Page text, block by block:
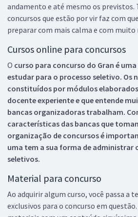
andamento e até mesmo os previstos.
concursos que estão por vir faz com
preparar com mais calma e com muito
Cursos online para concursos
O curso para concurso do Gran é
estudar para o processo seletivo. Os
constituídos por módulos
docente experiente e que entende
bancas organizadoras trabalham.
características das bancas que
organização de concursos é
uma tem a sua forma de administrar
seletivos.
Material para concurso
Ao adquirir algum curso, você passa a
exclusivos para o concurso em